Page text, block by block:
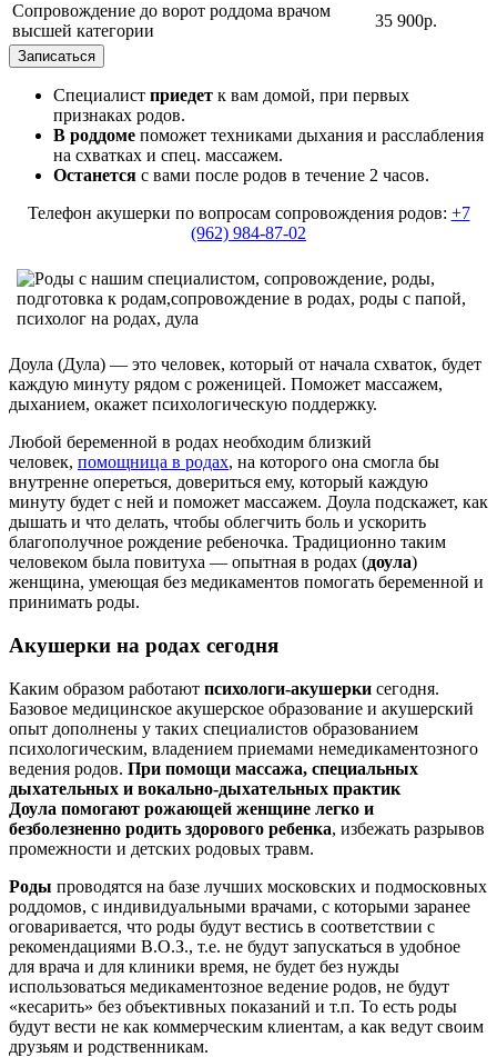
Сопровождение до ворот роддома врачом
высшей категории
35 900р.
Записаться
Специалист приедет к вам домой, при первых
признаках родов.
В роддоме поможет техниками дыхания и расслабления
на схватках и спец. массажем.
Останется с вами после родов в течение 2 часов.
Телефон акушерки по вопросам сопровождения родов: +7
(962) 984-87-02
Доула (Дула) — это человек, который от начала схваток, будет
каждую минуту рядом с роженицей. Поможет массажем,
дыханием, окажет психологическую поддержку.
Любой беременной в родах необходим близкий
человек, помощница в родах, на которого она смогла бы
внутренне опереться, довериться ему, который каждую
минуту будет с ней и поможет массажем. Доула подскажет, как
дышать и что делать, чтобы облегчить боль и ускорить
благополучное рождение ребеночка. Традиционно таким
человеком была повитуха — опытная в родах (доула)
женщина, умеющая без медикаментов помогать беременной и
принимать роды.
Акушерки на родах сегодня
Каким образом работают психологи-акушерки сегодня.
Базовое медицинское акушерское образование и акушерский
опыт дополнены у таких специалистов образованием
психологическим, владением приемами немедикаментозного
ведения родов. При помощи массажа, специальных
дыхательных и вокально-дыхательных практик
Доула помогают рожающей женщине легко и
безболезненно родить здорового ребенка, избежать разрывов
промежности и детских родовых травм.
Роды проводятся на базе лучших московских и подмосковных
роддомов, с индивидуальными врачами, с которыми заранее
оговаривается, что роды будут вестись в соответствии с
рекомендациями В.О.З., т.е. не будут запускаться в удобное
для врача и для клиники время, не будет без нужды
использоваться медикаментозное ведение родов, не будут
«кесарить» без объективных показаний и т.п. То есть роды
будут вести не как коммерческим клиентам, а как ведут своим
друзьям и родственникам.